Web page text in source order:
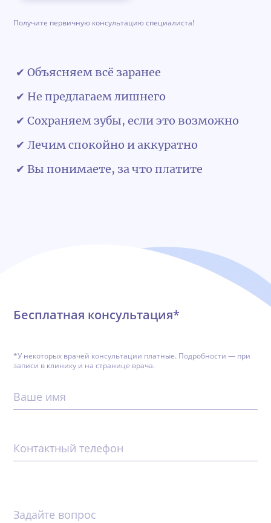
Получите первичную консультацию специалиста!
✔ Объясняем всё заранее
✔ Не предлагаем лишнего
✔ Сохраняем зубы, если это возможно
✔ Лечим спокойно и аккуратно
✔ Вы понимаете, за что платите
Бесплатная консультация*
*У некоторых врачей консультации платные. Подробности — при
записи в клинику и на странице врача.
Ваше имя
Контактный телефон
Задайте вопрос